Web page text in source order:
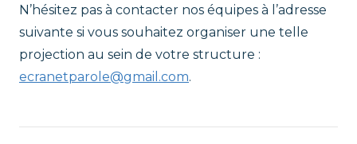
N’hésitez pas à contacter nos équipes à l’adresse
suivante si vous souhaitez organiser une telle
projection au sein de votre structure :
ecranetparole@gmail.com.